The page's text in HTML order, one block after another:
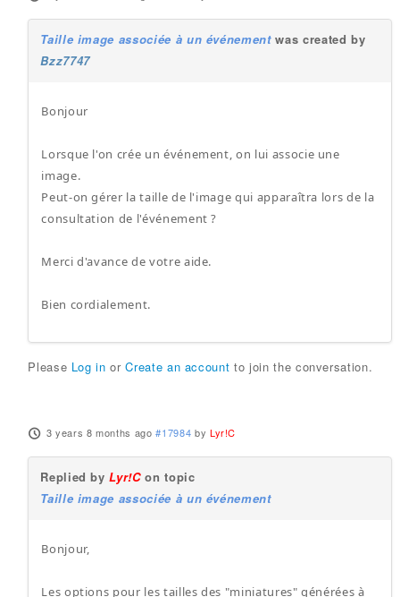
Taille image associée à un événementwas created by
Bzz7747
Bonjour
Lorsque l'on crée un événement, on lui associe une
image.
Peut-on gérer la taille de l'image qui apparaîtra lors de la
consultation de l'événement ?
Merci d'avance de votre aide.
Bien cordialement.
Please Log in orCreate an account to join the conversation.
3 years 8 months ago #17984 by Lyr!C
Replied byLyr!Con topic
Taille image associée à un événement
Bonjour,
Les options pour les tailles des "miniatures" générées à